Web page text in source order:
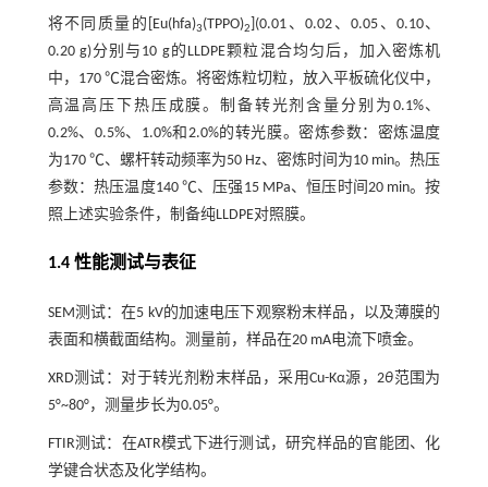
将不同质量的[Eu(hfa)3(TPPO)2 ](0.01、0.02、0.05、0.10、
0.20 g)分别与10 g的LLDPE颗粒混合均匀后，加入密炼机
中，170 ℃混合密炼。将密炼粒切粒，放入平板硫化仪中，
高温高压下热压成膜。制备转光剂含量分别为0.1%、
0.2%、0.5%、1.0%和2.0%的转光膜。密炼参数：密炼温度
为170 ℃、螺杆转动频率为50 Hz、密炼时间为10 min。热压
参数：热压温度140 ℃、压强15 MPa、恒压时间20 min。按
照上述实验条件，制备纯LLDPE对照膜。
1.4 性能测试与表征
SEM测试：在5 kV的加速电压下观察粉末样品，以及薄膜的
表面和横截面结构。测量前，样品在20 mA电流下喷金。
XRD测试：对于转光剂粉末样品，采用Cu-Kα源，2θ范围为
5°~80°，测量步长为0.05°。
FTIR测试：在ATR模式下进行测试，研究样品的官能团、化
学键合状态及化学结构。